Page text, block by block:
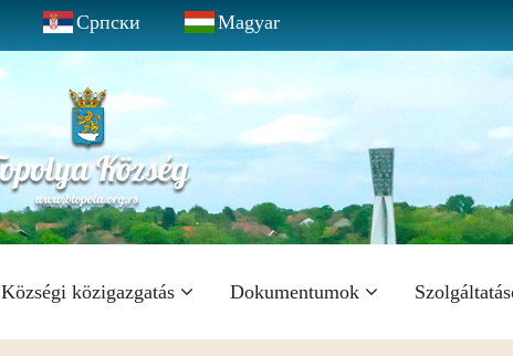
Српски Magyar
Községi közigazgatás Dokumentumok